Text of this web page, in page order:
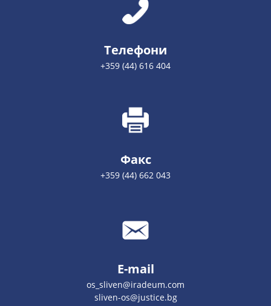
Телефони
+359 (44) 616 404
Факс
+359 (44) 662 043
E-mail
os_sliven@iradeum.com
sliven-os@justice.bg